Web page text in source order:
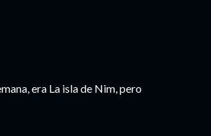
era La isla de Nim, pero